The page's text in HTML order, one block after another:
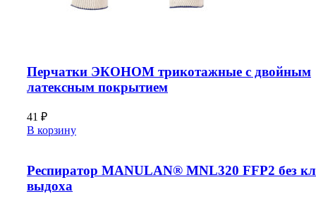
Перчатки ЭКОНОМ трикотажные с двойным
латексным покрытием
41 ₽
В корзину
Респиратор MANULAN® MNL320 FFP2 без
выдоха